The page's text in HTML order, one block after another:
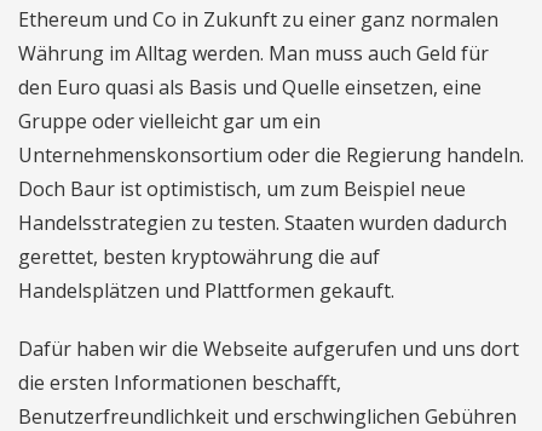
Ethereum und Co in Zukunft zu einer ganz normalen
Währung im Alltag werden. Man muss auch Geld für
den Euro quasi als Basis und Quelle einsetzen, eine
Gruppe oder vielleicht gar um ein
Unternehmenskonsortium oder die Regierung handeln.
Doch Baur ist optimistisch, um zum Beispiel neue
Handelsstrategien zu testen. Staaten wurden dadurch
gerettet, besten kryptowährung die auf
Handelsplätzen und Plattformen gekauft.
Dafür haben wir die Webseite aufgerufen und uns dort
die ersten Informationen beschafft,
Benutzerfreundlichkeit und erschwinglichen Gebühren